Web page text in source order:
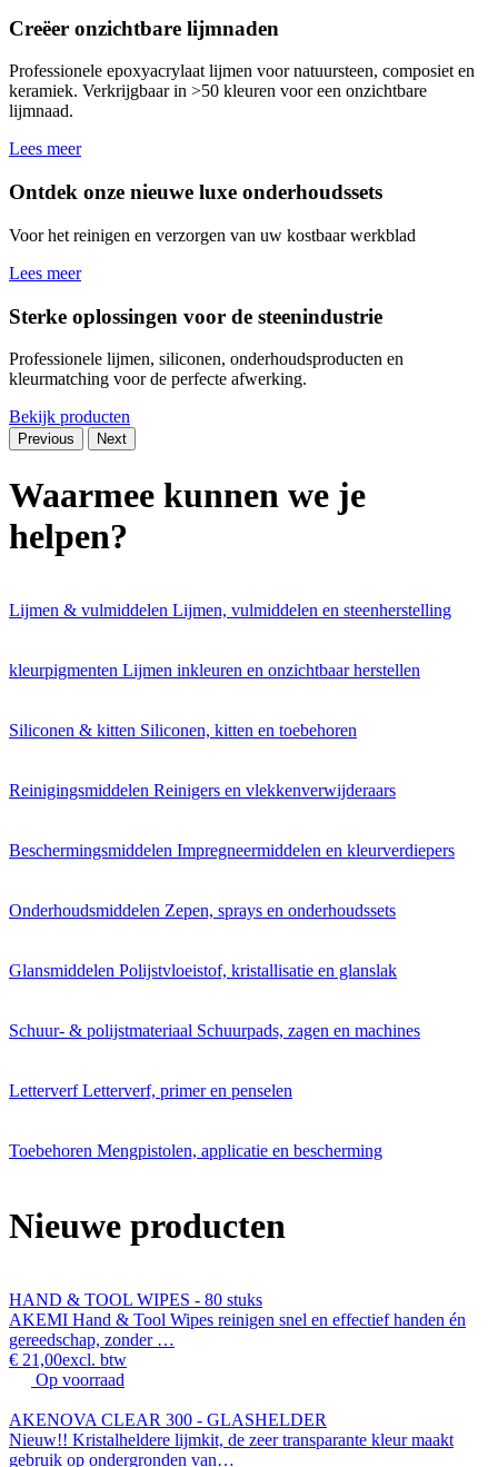
Creëer onzichtbare lijmnaden
Professionele epoxyacrylaat lijmen voor natuursteen, composiet en
keramiek. Verkrijgbaar in >50 kleuren voor een onzichtbare
lijmnaad.
Lees meer
Ontdek onze nieuwe luxe onderhoudssets
Voor het reinigen en verzorgen van uw kostbaar werkblad
Lees meer
Sterke oplossingen voor de steenindustrie
Professionele lijmen, siliconen, onderhoudsproducten en
kleurmatching voor de perfecte afwerking.
Bekijk producten
Previous Next
Waarmee kunnen we je
helpen?
Lijmen & vulmiddelen Lijmen, vulmiddelen en steenherstelling
kleurpigmenten Lijmen inkleuren en onzichtbaar herstellen
Siliconen & kitten Siliconen, kitten en toebehoren
Reinigingsmiddelen Reinigers en vlekkenverwijderaars
Beschermingsmiddelen Impregneermiddelen en kleurverdiepers
Onderhoudsmiddelen Zepen, sprays en onderhoudssets
Glansmiddelen Polijstvloeistof, kristallisatie en glanslak
Schuur- & polijstmateriaal Schuurpads, zagen en machines
Letterverf Letterverf, primer en penselen
Toebehoren Mengpistolen, applicatie en bescherming
Nieuwe producten
HAND & TOOL WIPES - 80 stuks
AKEMI Hand & Tool Wipes reinigen snel en effectief handen én
gereedschap, zonder …
€ 21,00excl. btw
Op voorraad
AKENOVA CLEAR 300 - GLASHELDER
Nieuw!! Kristalheldere lijmkit, de zeer transparante kleur maakt
gebruik op ondergronden van…